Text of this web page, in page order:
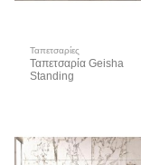
Ταπετσαρίες
Ταπετσαρία Geisha
Standing